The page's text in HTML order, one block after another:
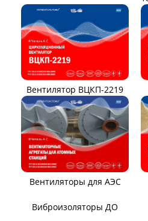
Вентилятор В14/1400
Вентилятор ВЦ7-15
Вентилятор ВР140-15